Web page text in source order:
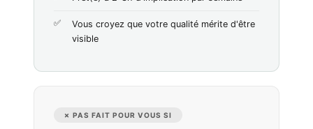
Vous croyez que votre qualité mérite d'être
visible
✗ PAS FAIT POUR VOUS SI